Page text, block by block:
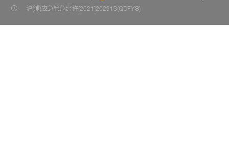
沪(浦)应急管危经许[2021]202913(QDFYS)